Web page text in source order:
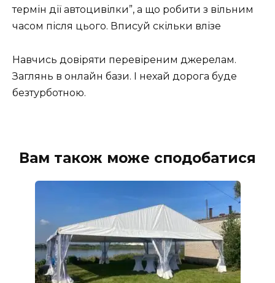
термін дії автоцивілки”, а що робити з вільним
часом після цього. Вписуй скільки влізе
Навчись довіряти перевіреним джерелам.
Заглянь в онлайн бази. І нехай дорога буде
безтурботною.
Вам також може сподобатися